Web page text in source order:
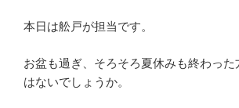
本日は舩戸が担当です。
お盆も過ぎ、そろそろ夏休みも終わっ
はないでしょうか。